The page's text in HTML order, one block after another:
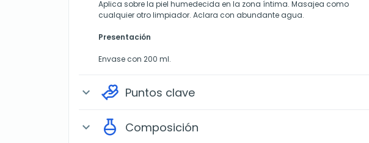
Aplica sobre la piel humedecida en la zona íntima. Masajea como
cualquier otro limpiador. Aclara con abundante agua.
Presentación
Envase con 200 ml.
expand_more Puntos clave
expand_more Composición